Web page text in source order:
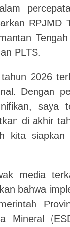
RPJMD
PLTS.
2026
Dengan
saya
di akhir
kita
media
bahwa
Mineral